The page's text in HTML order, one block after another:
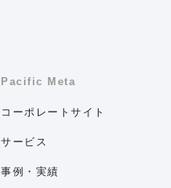
Pacific Meta
コーポレートサイト
サービス
事例・実績